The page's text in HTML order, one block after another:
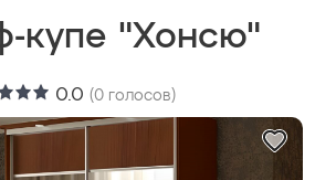
купе "Хонсю"
0.0 (0 голосов)